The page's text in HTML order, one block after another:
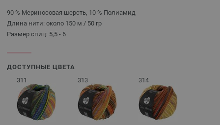
90 % Мериносовая шерсть, 10 % Полиамид
Длина нити: около 150 м / 50 гр
Размер спиц: 5,5 - 6
ДОСТУПНЫЕ ЦВЕТА
311
313 314